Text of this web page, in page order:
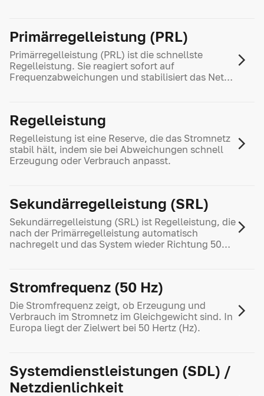
Primärregelleistung (PRL)
Primärregelleistung (PRL) ist die schnellste
Regelleistung. Sie reagiert sofort auf
Frequenzabweichungen und stabilisiert das Netz
Regelleistung
Regelleistung ist eine Reserve, die das Stromnetz
stabil hält, indem sie bei Abweichungen schnell
Erzeugung oder Verbrauch anpasst.
Sekundär­regelleistung (SRL)
Sekundärregelleistung (SRL) ist Regelleistung, die
nach der Primärregelleistung automatisch
nachregelt und das System wieder Richtung 50
Stromfrequenz (50 Hz)
Die Stromfrequenz zeigt, ob Erzeugung und
Verbrauch im Stromnetz im Gleichgewicht sind. In
Europa liegt der Zielwert bei 50 Hertz (Hz).
Systemdienst­leistungen (SDL) /
Netz­dienlichkeit